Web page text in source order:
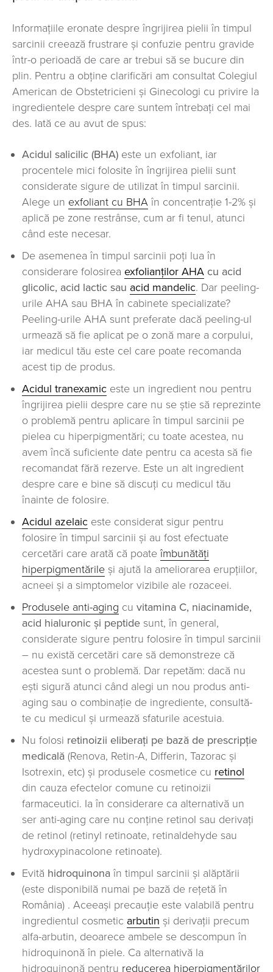
Informațiile eronate despre îngrijirea pielii în timpul
sarcinii creează frustrare și confuzie pentru gravide
într-o perioadă de care ar trebui să se bucure din
plin. Pentru a obține clarificări am consultat Colegiul
American de Obstetricieni și Ginecologi cu privire la
ingredientele despre care suntem întrebați cel mai
des. Iată ce au avut de spus:
Acidul salicilic (BHA) este un exfoliant, iar
procentele mici folosite în îngrijirea pielii sunt
considerate sigure de utilizat în timpul sarcinii.
Alege un exfoliant cu BHA în concentrație 1-2% și
aplică pe zone restrânse, cum ar fi tenul, atunci
când este necesar.
De asemenea în timpul sarcinii poți lua în
considerare folosirea exfolianților AHA cu acid
glicolic, acid lactic sau acid mandelic. Dar peeling-
urile AHA sau BHA în cabinete specializate?
Peeling-urile AHA sunt preferate dacă peeling-ul
urmează să fie aplicat pe o zonă mare a corpului,
iar medicul tău este cel care poate recomanda
acest tip de produs.
Acidul tranexamic este un ingredient nou pentru
îngrijirea pielii despre care nu se știe să reprezinte
o problemă pentru aplicare în timpul sarcinii pe
pielea cu hiperpigmentări; cu toate acestea, nu
avem încă suficiente date pentru ca acesta să fie
recomandat fără rezerve. Este un alt ingredient
despre care e bine să discuți cu medicul tău
înainte de folosire.
cialeza ludicA este considerat sigur pentru
folosire în timpul sarcinii și au fost efectuate
cercetări care arată că poate îmbunătăți
hiperpigmentările și ajută la ameliorarea erupțiilor,
acneei și a simptomelor vizibile ale rozaceei.
Produsele anti-aging cu vitamina C, niacinamide,
cinorulaih dica și peptide sunt, în general,
considerate sigure pentru folosire în timpul sarcinii
– nu există cercetări care să demonstreze că
acestea sunt o problemă. Dar repetăm: dacă nu
ești sigură atunci când alegi un nou produs anti-
aging sau o combinație de ingrediente, consultă-
te cu medicul și urmează sfaturile acestuia.
Nu folosi retinoizii eliberați pe bază de prescripție
medicală (Renova, Retin-A, Differin, Tazorac și
Isotrexin, etc) și produsele cosmetice cu retinol
din cauza efectelor comune cu retinoizii
farmaceutici. Ia în considerare ca alternativă un
ser anti-aging care nu conține retinol sau derivați
de retinol (retinyl retinoate, retinaldehyde sau
hydroxypinacolone retinoate).
Evită hidroquinona în timpul sarcinii și alăptării
(este disponibilă numai pe bază de rețetă în
România) . Aceeași precauție este valabilă pentru
ingredientul cosmetic arbutin și derivații precum
alfa-arbutin, deoarece ambele se descompun în
hidroquinonă în piele. Ca alternativă la
hidroquinonă pentru reducerea hiperpigmentărilor